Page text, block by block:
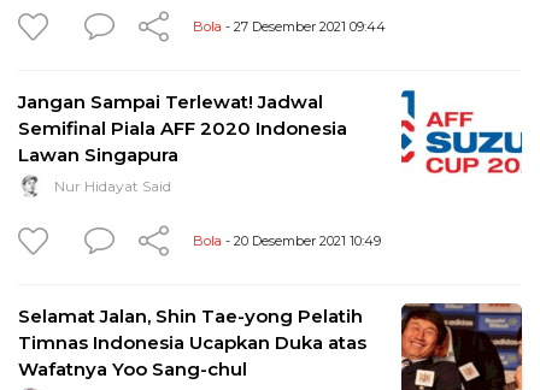
Bola - 27 Desember 2021 09:44
Jangan Sampai Terlewat! Jadwal
Semifinal Piala AFF 2020 Indonesia
Lawan Singapura
Nur Hidayat Said
Bola - 20 Desember 2021 10:49
Selamat Jalan, Shin Tae-yong Pelatih
Timnas Indonesia Ucapkan Duka atas
Wafatnya Yoo Sang-chul